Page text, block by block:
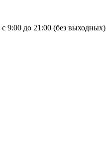
с 9:00 до 21:00 (без выходных)